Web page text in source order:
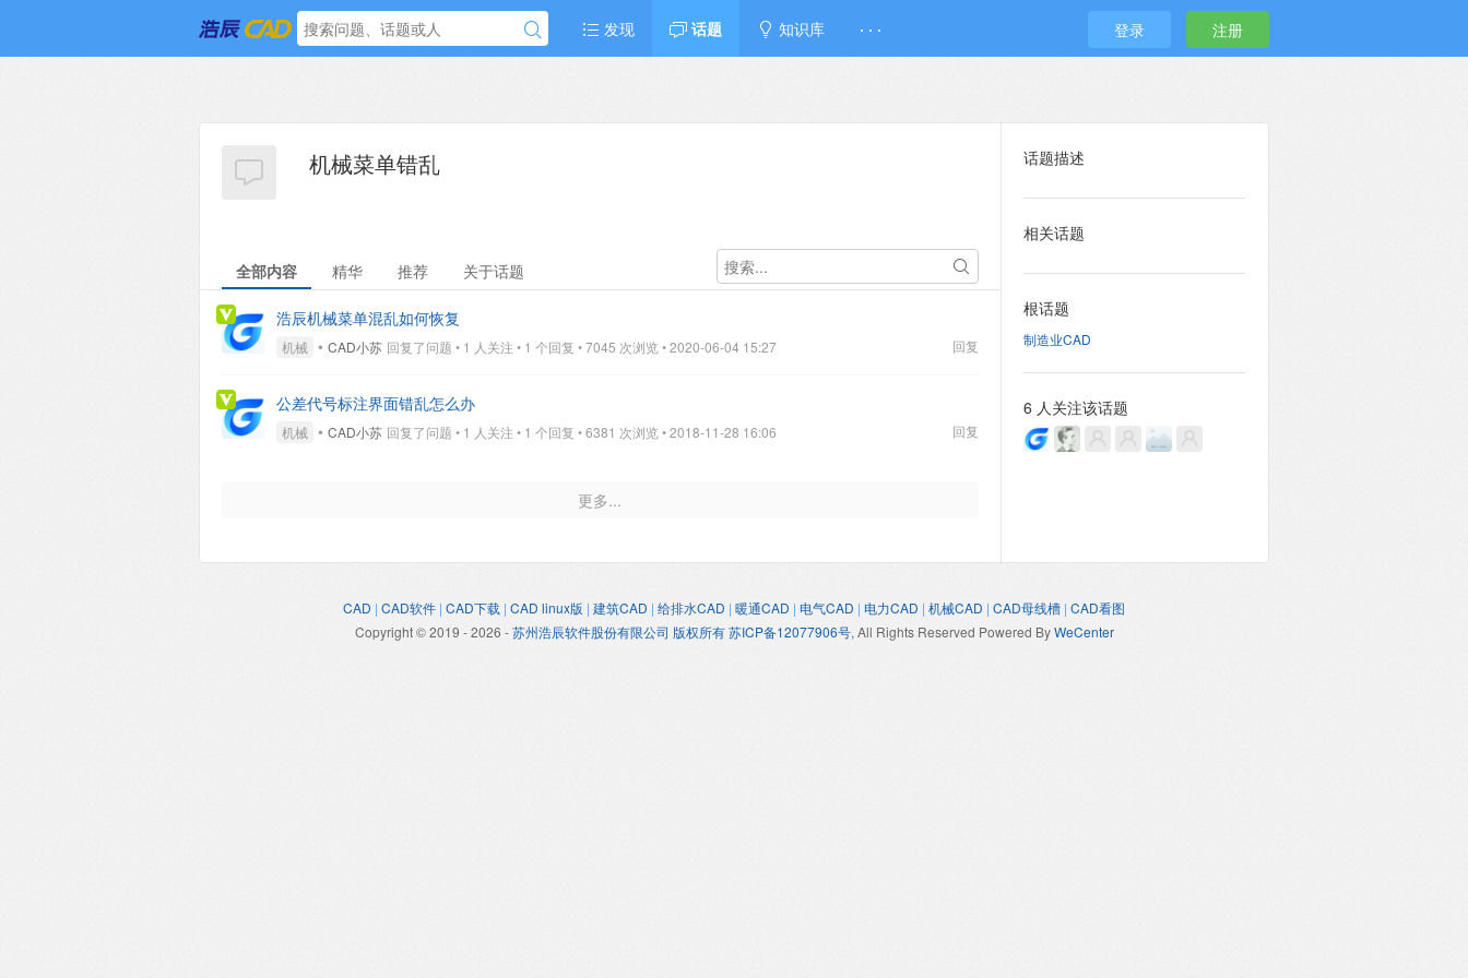
发现 话题 知识库 · · · 登录 注册
机械菜单错乱
全部内容 精华 推荐 关于话题
浩辰机械菜单混乱如何恢复
回复
机械 • CAD小苏 回复了问题 • 1 人关注 • 1 个回复 • 7045 次浏览 • 2020-06-04 15:27
公差代号标注界面错乱怎么办
回复
机械 • CAD小苏 回复了问题 • 1 人关注 • 1 个回复 • 6381 次浏览 • 2018-11-28 16:06
更多...
话题描述
相关话题
根话题
制造业CAD
6 人关注该话题
CAD | CAD软件 | CAD下载 | CAD linux版 | 建筑CAD | 给排水CAD | 暖通CAD | 电气CAD | 电力CAD | 机械CAD | CAD母线槽 | CAD看图
Copyright © 2019 - 2026 -苏州浩辰软件股份有限公司 版权所有 苏ICP备12077906号, All Rights Reserved Powered ByWeCenter